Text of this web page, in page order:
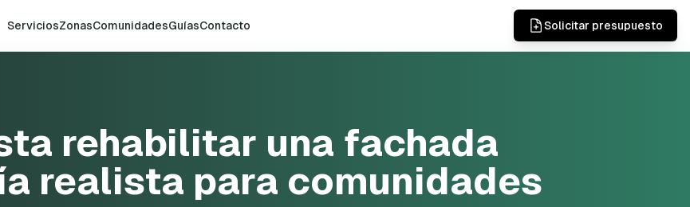
ServiciosZonasComunidadesGuíasContacto Solicitar presupuesto
rehabilitar una fachada
realista para comunidades